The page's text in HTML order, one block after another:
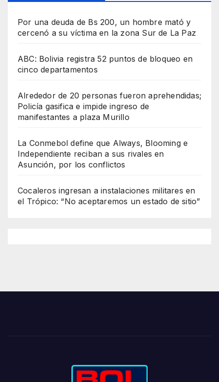
Por una deuda de Bs 200, un hombre mató y
cercenó a su víctima en la zona Sur de La Paz
ABC: Bolivia registra 52 puntos de bloqueo en
cinco departamentos
Alrededor de 20 personas fueron aprehendidas;
Policía gasifica e impide ingreso de
manifestantes a plaza Murillo
La Conmebol define que Always, Blooming e
Independiente reciban a sus rivales en
Asunción, por los conflictos
Cocaleros ingresan a instalaciones militares en
el Trópico: “No aceptaremos un estado de sitio”